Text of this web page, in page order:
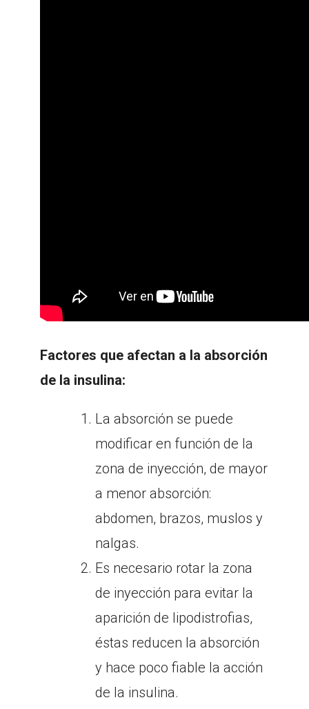
Factores que afectan a la absorción
de la insulina:
La absorción se puede
modificar en función de la
zona de inyección, de mayor
a menor absorción:
abdomen, brazos, muslos y
nalgas.
Es necesario rotar la zona
de inyección para evitar la
aparición de lipodistrofias,
éstas reducen la absorción
y hace poco fiable la acción
de la insulina.